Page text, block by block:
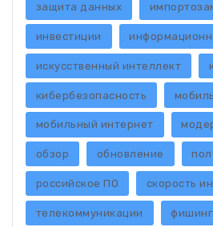
защита данных
инвестиции
искусственный интеллект
кибербезопасность
мобильный интернет
обзор обновление
российское ПО скорость
телекоммуникации фишинг